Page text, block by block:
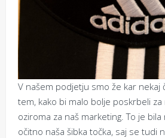
V našem podjetju smo že kar nekaj
tem, kako bi malo bolje poskrbeli
oziroma za naš marketing. To je
očitno naša šibka točka, saj se tudi